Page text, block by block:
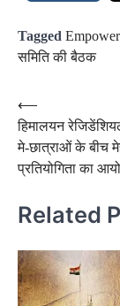
Tagged
समिति की बैठक
Post
navigation
⟵
हिमालयन
मे-छात्राओं के बीच
प्रतियोगिता का
Related